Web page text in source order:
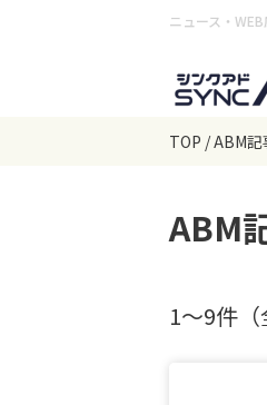
ニュース・
TOP ABM
ABM
1〜9件（